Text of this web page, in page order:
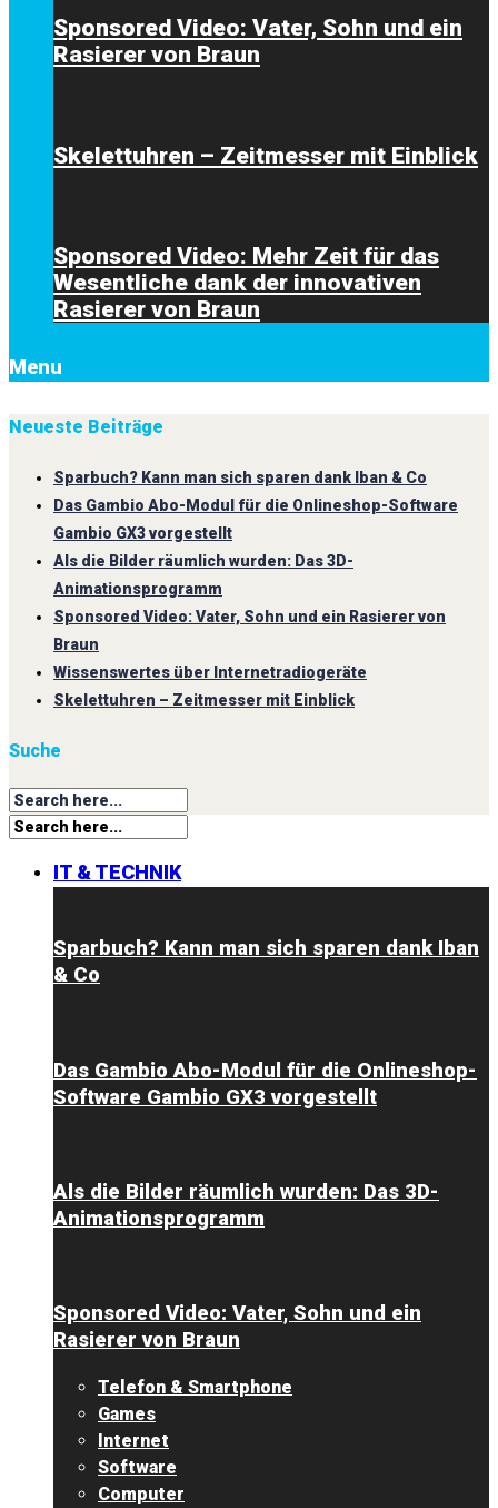
Sponsored Video: Vater, Sohn und ein
Rasierer von Braun
Skelettuhren – Zeitmesser mit Einblick
Sponsored Video: Mehr Zeit für das
Wesentliche dank der innovativen
Rasierer von Braun
Menu
Neueste Beiträge
Sparbuch? Kann man sich sparen dank Iban & Co
Das Gambio Abo-Modul für die Onlineshop-Software
Gambio GX3 vorgestellt
Als die Bilder räumlich wurden: Das 3D-
Animationsprogramm
Sponsored Video: Vater, Sohn und ein Rasierer von
Braun
Wissenswertes über Internetradiogeräte
Skelettuhren – Zeitmesser mit Einblick
Suche
IT & TECHNIK
Sparbuch? Kann man sich sparen dank Iban
& Co
Das Gambio Abo-Modul für die Onlineshop-
Software Gambio GX3 vorgestellt
Als die Bilder räumlich wurden: Das 3D-
Animationsprogramm
Sponsored Video: Vater, Sohn und ein
Rasierer von Braun
Telefon & Smartphone
Games
Internet
Software
Computer